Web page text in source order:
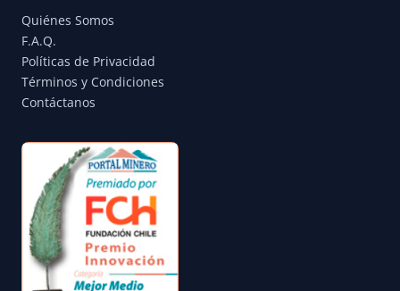
Quiénes Somos
F.A.Q.
Políticas de Privacidad
Términos y Condiciones
Contáctanos